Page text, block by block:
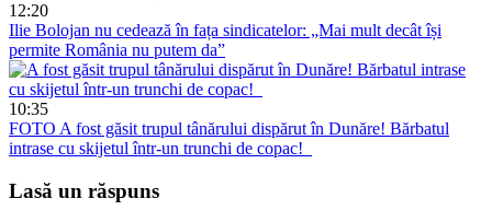
12:20
Ilie Bolojan nu cedează în fața sindicatelor: „Mai mult decât își
permite România nu putem da”
10:35
FOTO A fost găsit trupul tânărului dispărut în Dunăre! Bărbatul
intrase cu skijetul într-un trunchi de copac!
Lasă un răspuns